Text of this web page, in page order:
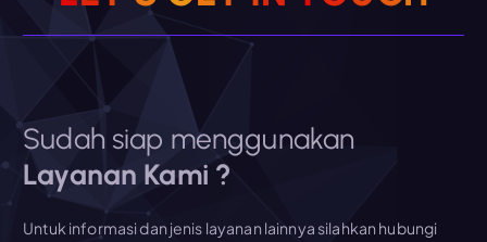
Sudah siap menggunakan
Layanan Kami ?
Untuk informasi dan jenis layanan lainnya silahkan hubungi